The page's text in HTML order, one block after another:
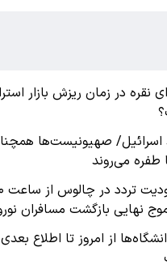
نقره در زمان ریزش بازار
اسرائیل/ صهیونیست‌ها
طفره می‌روند
نهایی بازگشت مسافران
از امروز تا اطلاع بعدی